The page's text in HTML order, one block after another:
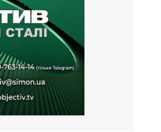
для носа,